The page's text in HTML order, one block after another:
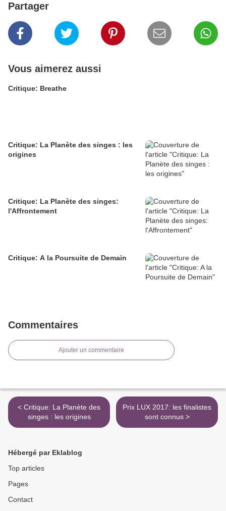
Partager
Vous aimerez aussi
Critique: Breathe
Critique: La Planète des singes : les
origines
Critique: La Planète des singes:
l'Affrontement
Critique: A la Poursuite de Demain
Commentaires
Ajouter un commentaire
< Critique: La Planète des
singes : les origines
Prix LUX 2017: les finalistes
sont connus >
Hébergé par Eklablog
Top articles
Pages
Contact